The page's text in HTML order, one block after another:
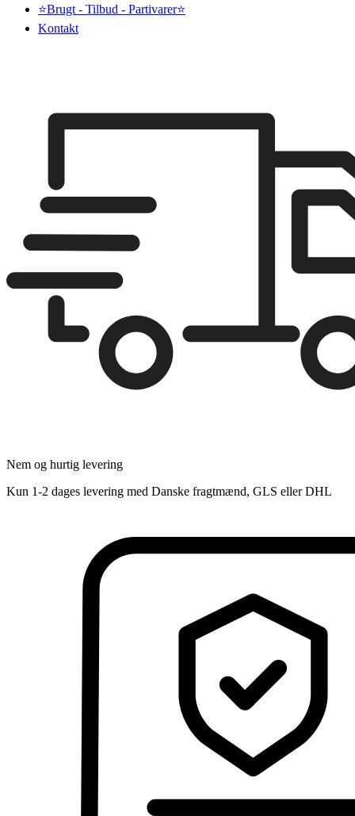
⭐Brugt - Tilbud - Partivarer⭐
Kontakt
Nem og hurtig levering
Kun 1-2 dages levering med Danske fragtmænd, GLS eller DHL